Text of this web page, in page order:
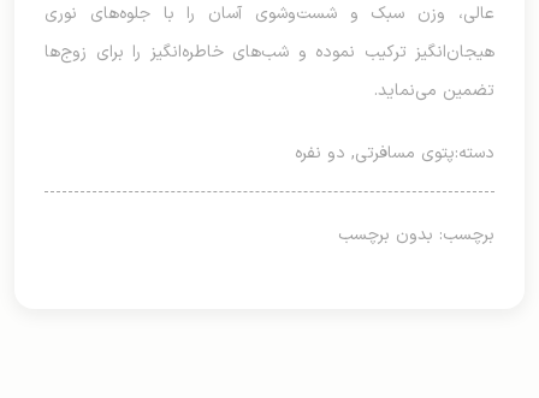
عالی، وزن سبک و شست‌وشوی آسان را با جلوه‌های نوری
هیجان‌انگیز ترکیب نموده و شب‌های خاطره‌انگیز را برای زوج‌ها
تضمین می‌نماید.
دسته:پتوی مسافرتی, دو نفره
برچسب: بدون برچسب